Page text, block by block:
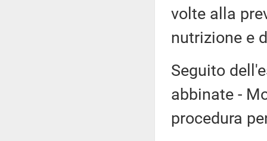
volte alla
nutrizione e
Seguito
abbinate -
procedura